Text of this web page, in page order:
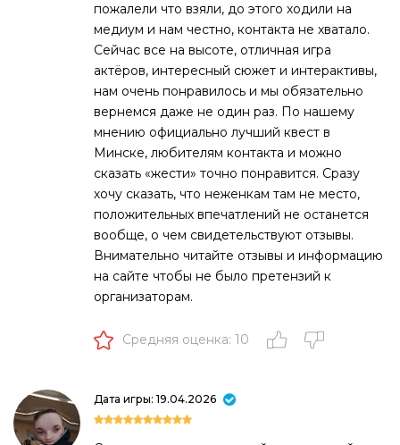
пожалели что взяли, до этого ходили на
медиум и нам честно, контакта не хватало.
Сейчас все на высоте, отличная игра
актёров, интересный сюжет и интерактивы,
нам очень понравилось и мы обязательно
вернемся даже не один раз. По нашему
мнению официально лучший квест в
Минске, любителям контакта и можно
сказать «жести» точно понравится. Сразу
хочу сказать, что неженкам там не место,
положительных впечатлений не останется
вообще, о чем свидетельствуют отзывы.
Внимательно читайте отзывы и информацию
на сайте чтобы не было претензий к
организаторам.
Средняя оценка: 10
Дата игры: 19.04.2026